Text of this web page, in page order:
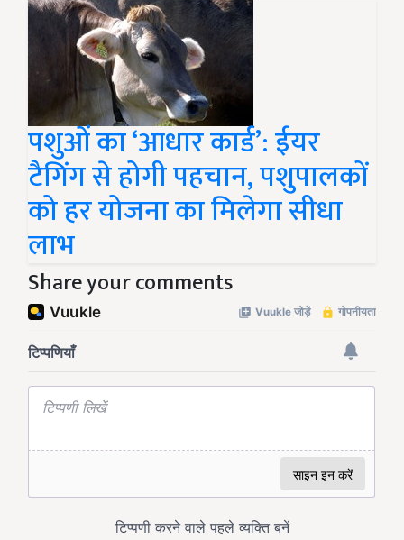
पशुओं का ‘आधार कार्ड’: ईयर
टैगिंग से होगी पहचान, पशुपालकों
को हर योजना का मिलेगा सीधा
लाभ
Share your comments